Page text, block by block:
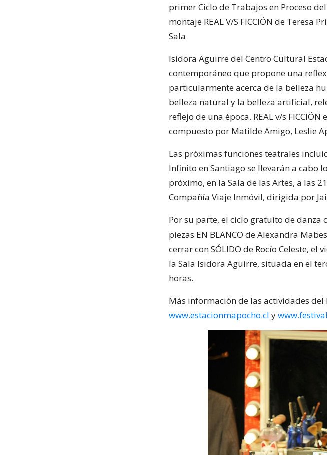
primer Ciclo de Trabajos en Proceso
montaje REAL V/S FICCIÓN de Teresa
Sala
Isidora Aguirre del Centro Cultural
contemporáneo que propone una
particularmente acerca de la belleza
belleza natural y la belleza artificial,
reflejo de una época. REAL v/s
compuesto por Matilde Amigo, Leslie
Las próximas funciones teatrales
Infinito en Santiago se llevarán a cabo
próximo, en la Sala de las Artes, a las
Compañía Viaje Inmóvil, dirigida por
Por su parte, el ciclo gratuito de danza
piezas EN BLANCO de Alexandra
cerrar con SÓLIDO de Rocío Celeste,
la Sala Isidora Aguirre, situada en el
horas.
Más información de las actividades del
www.estacionmapocho.cl y